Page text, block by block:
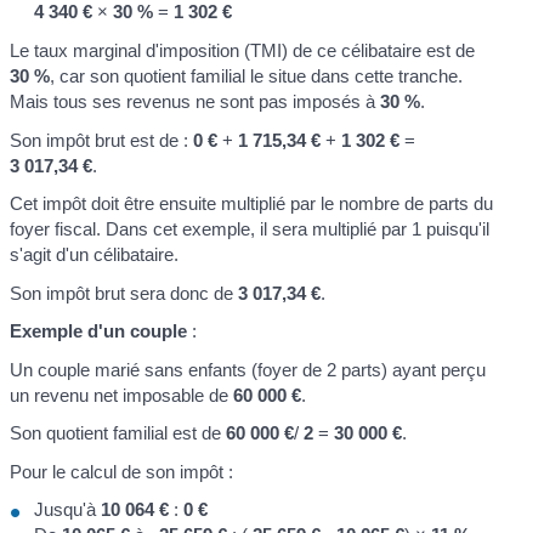
4 340 € ×30 % = 1 302 €
Le taux marginal d'imposition (TMI) de ce célibataire est de
30 %, car son quotient familial le situe dans cette tranche.
Mais tous ses revenus ne sont pas imposés à30 %.
Son impôt brut est de :0 € + 1 715,34 € + 1 302 € =
3 017,34 €.
Cet impôt doit être ensuite multiplié par le nombre de parts du
foyer fiscal. Dans cet exemple, il sera multiplié par 1 puisqu'il
s'agit d'un célibataire.
Son impôt brut sera donc de3 017,34 €.
Exemple d'un couple :
Un couple marié sans enfants (foyer de 2 parts) ayant perçu
un revenu net imposable de60 000 €.
Son quotient familial est de60 000 €/2 =30 000 €.
Pour le calcul de son impôt :
Jusqu'à 10 064 € :0 €